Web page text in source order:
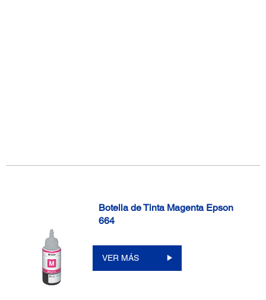
Botella de Tinta Magenta Epson
664
VER MÁS